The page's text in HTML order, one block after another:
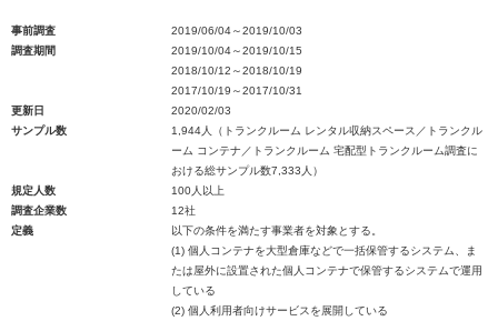
事前調査
2019/06/04～2019/10/03
調査期間
2019/10/04～2019/10/15
2018/10/12～2018/10/19
2017/10/19～2017/10/31
更新日
2020/02/03
サンプル数
1,944人（トランクルーム レンタル収納スペース／トランクル
ーム コンテナ／トランクルーム 宅配型トランクルーム調査に
おける総サンプル数7,333人）
規定人数
100人以上
調査企業数
12社
定義
以下の条件を満たす事業者を対象とする。
(1) 個人コンテナを大型倉庫などで一括保管するシステム、ま
たは屋外に設置された個人コンテナで保管するシステムで運用
している
(2) 個人利用者向けサービスを展開している